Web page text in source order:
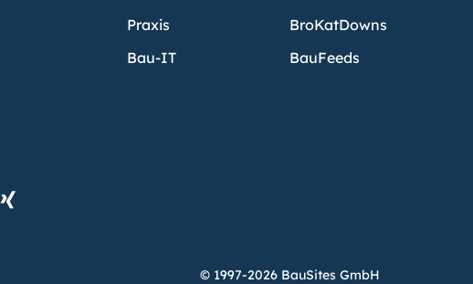
Praxis
Bau-IT
BroKatDowns
BauFeeds
© 1997-2026 BauSites GmbH